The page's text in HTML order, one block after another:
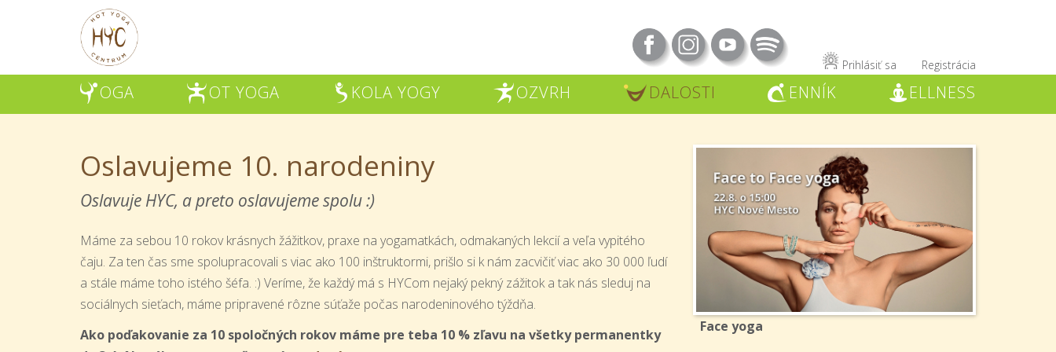
Prihlásiť sa Registrácia
OGA OT YOGA KOLA YOGY OZVRH DALOSTI ENNÍK ELLNESS
Oslavujeme 10. narodeniny
Oslavuje HYC, a preto oslavujeme spolu :)
Máme za sebou 10 rokov krásnych žážitkov, praxe na yogamatkách, odmakaných lekcií a veľa vypitého
čaju. Za ten čas sme spolupracovali s viac ako 100 inštruktormi, prišlo si k nám zacvičiť viac ako 30 000 ľudí
a stále máme toho istého šéfa. :) Veríme, že každý má s HYCom nejaký pekný zážitok a tak nás sleduj na
sociálnych sieťach, máme pripravené rôzne súťaže počas narodeninového týždňa.
Ako poďakovanie za 10 spoločných rokov máme pre teba 10 % zľavu na všetky permanentky
Face yoga